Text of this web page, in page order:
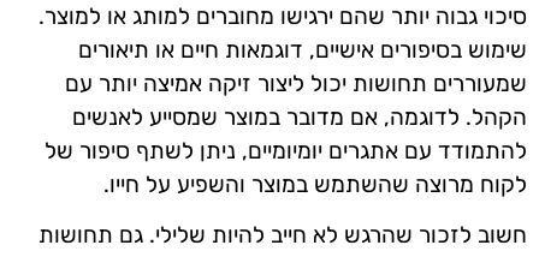
סיכוי גבוה יותר שהם ירגישו מחוברים למותג או למוצר.
שימוש בסיפורים אישיים, דוגמאות חיים או תיאורים
שמעוררים תחושות יכול ליצור זיקה אמיצה יותר עם
הקהל. לדוגמה, אם מדובר במוצר שמסייע לאנשים
להתמודד עם אתגרים יומיומיים, ניתן לשתף סיפור של
לקוח מרוצה שהשתמש במוצר והשפיע על חייו.
חשוב לזכור שהרגש לא חייב להיות שלילי. גם תחושות